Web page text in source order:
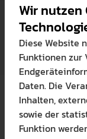
Wir nutzen
Diese Website
Funktionen
Daten. Die
Inhalten,
sowie der
Funktion